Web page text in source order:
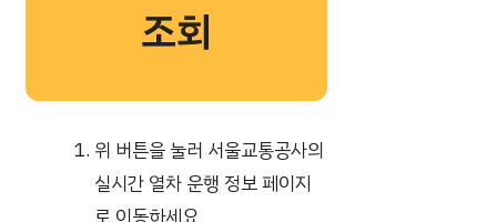
조회
위 버튼을 눌러 서울교통공사의
실시간 열차 운행 정보 페이지